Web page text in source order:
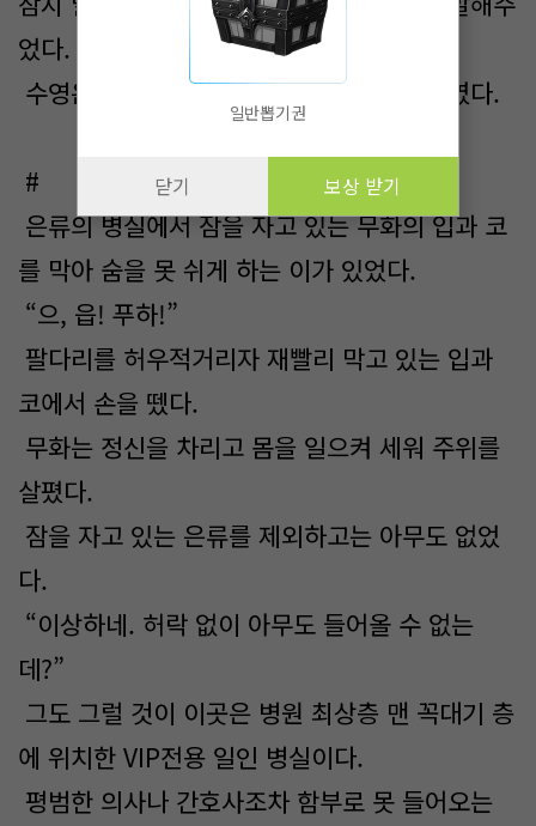
었다.
수영은 일리가 있는 날짜인지 고개를 끄덕였다.
#
은류의 병실에서 잠을 자고 있는 무화의 입과 코
를 막아 숨을 못 쉬게 하는 이가 있었다.
“으, 읍! 푸하!”
팔다리를 허우적거리자 재빨리 막고 있는 입과
코에서 손을 뗐다.
무화는 정신을 차리고 몸을 일으켜 세워 주위를
살폈다.
잠을 자고 있는 은류를 제외하고는 아무도 없었
다.
“이상하네. 허락 없이 아무도 들어올 수 없는
데?”
그도 그럴 것이 이곳은 병원 최상층 맨 꼭대기 층
에 위치한 VIP전용 일인 병실이다.
평범한 의사나 간호사조차 함부로 못 들어오는
일반뽑기권
닫기 보상 받기